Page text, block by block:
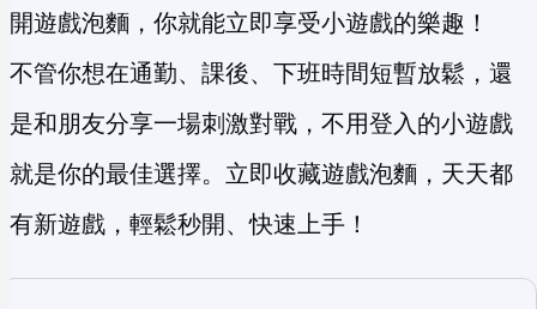
開遊戲泡麵，你就能立即享受小遊戲的樂趣！
不管你想在通勤、課後、下班時間短暫放鬆，還
是和朋友分享一場刺激對戰，不用登入的小遊戲
就是你的最佳選擇。立即收藏遊戲泡麵，天天都
有新遊戲，輕鬆秒開、快速上手！